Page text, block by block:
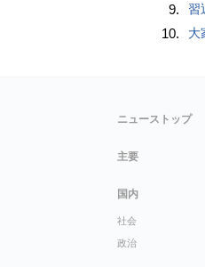
9. 習
10. 大
ニューストップ
主要
国内
社会
政治